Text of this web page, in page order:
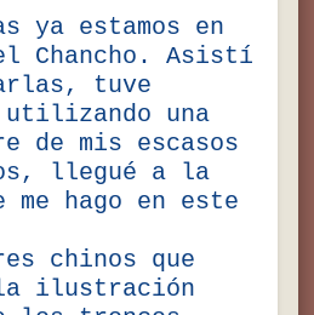
ya estamos en
Chancho. Asistí
tuve
una
de mis escasos
llegué a la
me hago en este
chinos que
ilustración